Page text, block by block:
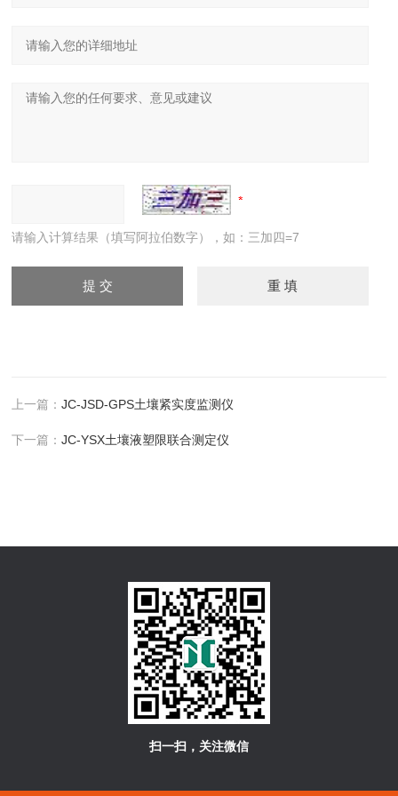
请输入计算结果（填写阿拉伯数字），如：三加四=7
上一篇：JC-JSD-GPS土壤紧实度监测仪
下一篇：JC-YSX土壤液塑限联合测定仪
扫一扫，关注微信